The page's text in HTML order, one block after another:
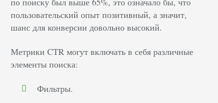
пользовательский опыт позитивный, а значит,
шанс для конверсии довольно высокий.
Метрики CTR могут включать в себя различные
элементы поиска:
Фильтры.